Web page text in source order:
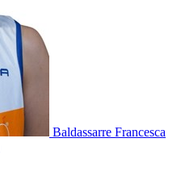
Baldassarre Francesca